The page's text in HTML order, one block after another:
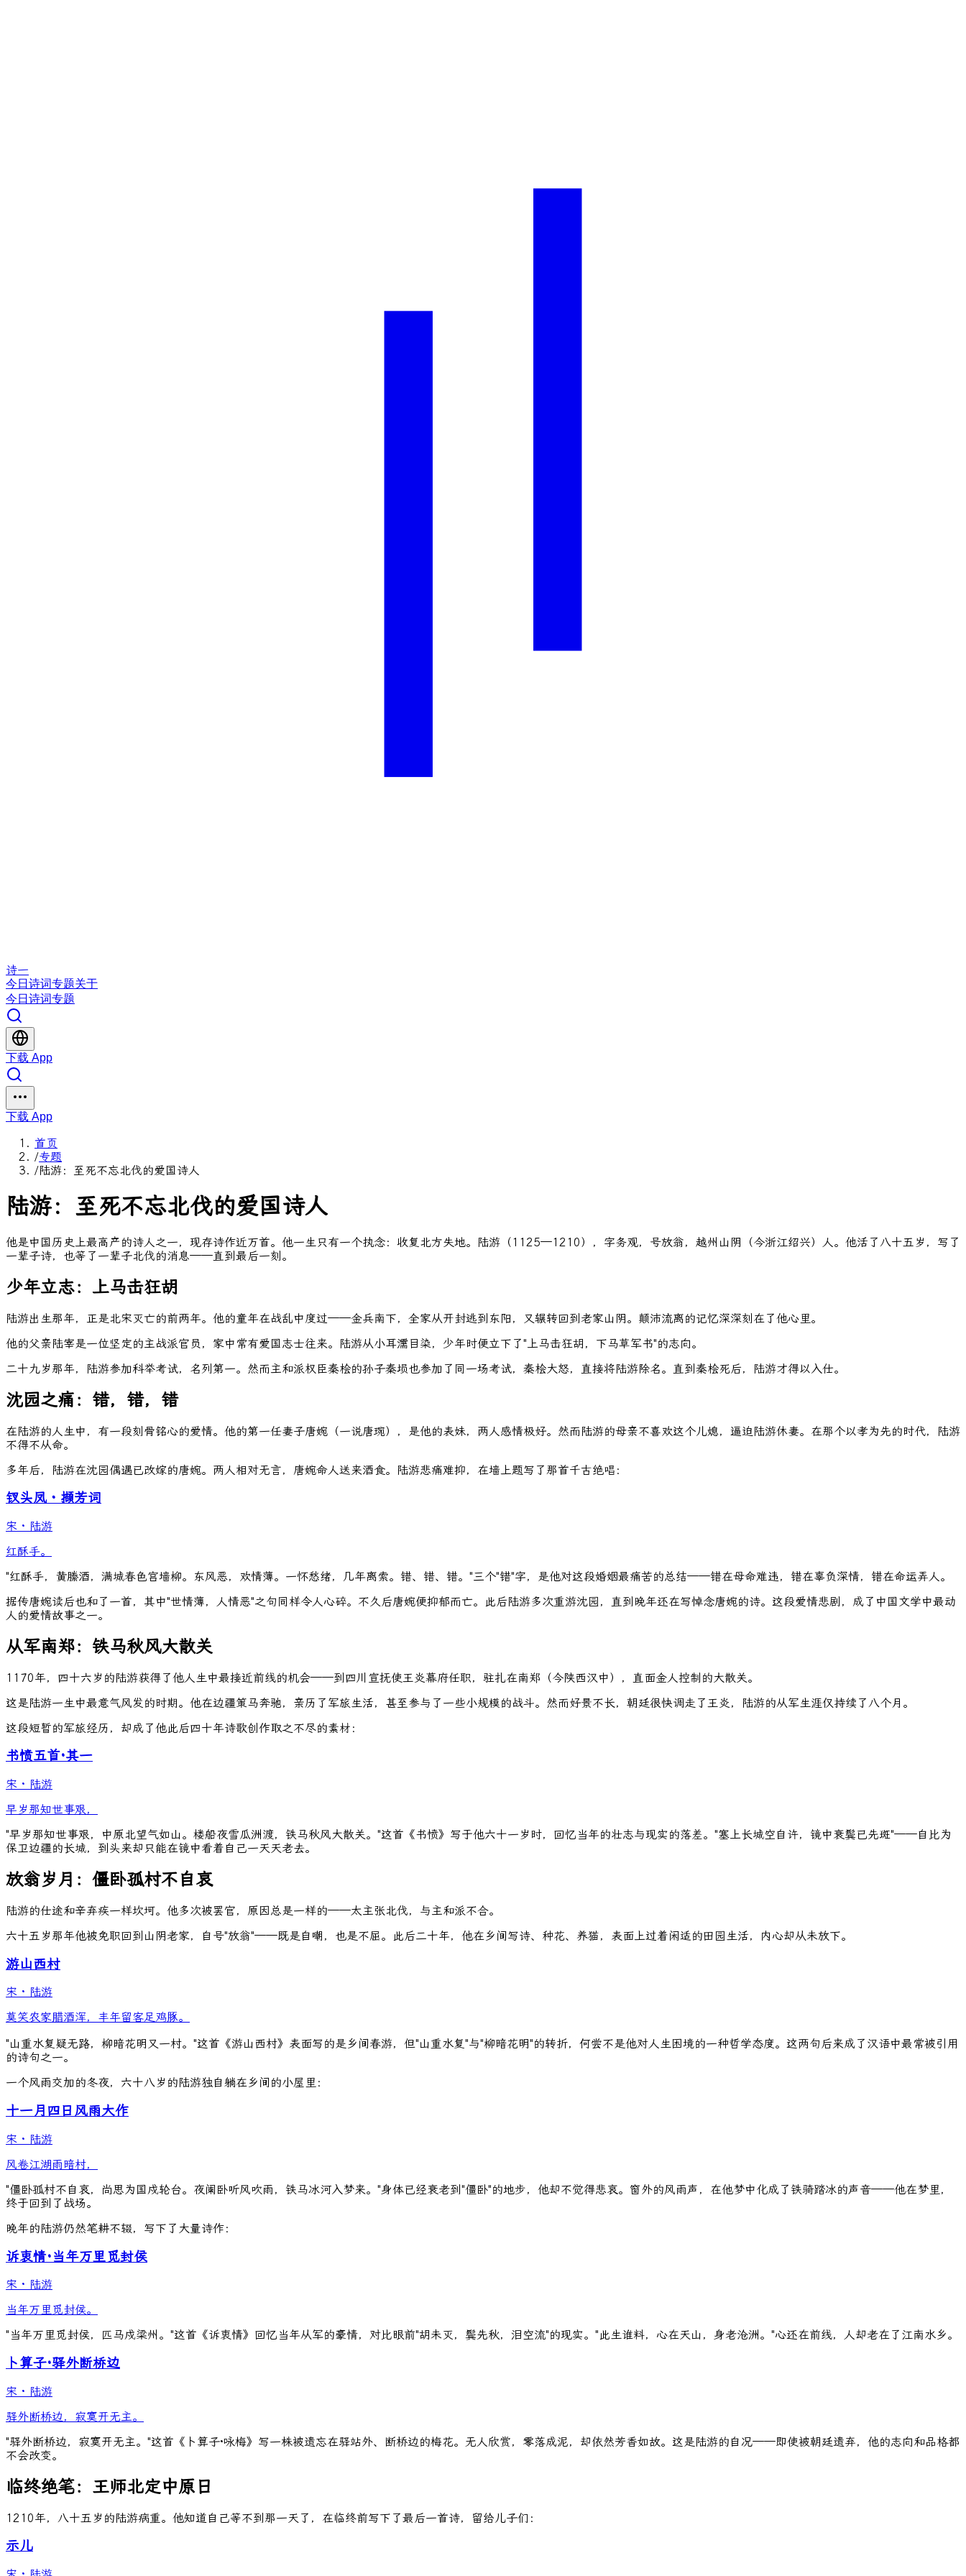
诗一
今日 诗词专题关于
今日 诗词专题
下载 App
下载 App
首页
/专题
/陆游：至死不忘北伐的爱国诗人
陆游：至死不忘北伐的爱国诗人
他是中国历史上最高产的诗人之一，现存诗作近万首。他一生只有一个执念：收复北方失地。陆游（1125—1210），字务观，号放翁，越州山阴（今浙江绍兴）人。他活了八十五岁，写了
一辈子诗，也等了一辈子北伐的消息——直到最后一刻。
少年立志：上马击狂胡
陆游出生那年，正是北宋灭亡的前两年。他的童年在战乱中度过——金兵南下，全家从开封逃到东阳，又辗转回到老家山阴。颠沛流离的记忆深深刻在了他心里。
他的父亲陆宰是一位坚定的主战派官员，家中常有爱国志士往来。陆游从小耳濡目染，少年时便立下了"上马击狂胡，下马草军书"的志向。
二十九岁那年，陆游参加科举考试，名列第一。然而主和派权臣秦桧的孙子秦埙也参加了同一场考试，秦桧大怒，直接将陆游除名。直到秦桧死后，陆游才得以入仕。
沈园之痛：错，错，错
在陆游的人生中，有一段刻骨铭心的爱情。他的第一任妻子唐婉（一说唐琬），是他的表妹，两人感情极好。然而陆游的母亲不喜欢这个儿媳，逼迫陆游休妻。在那个以孝为先的时代，陆游
不得不从命。
多年后，陆游在沈园偶遇已改嫁的唐婉。两人相对无言，唐婉命人送来酒食。陆游悲痛难抑，在墙上题写了那首千古绝唱：
钗头凤・撷芳词
宋 · 陆游
红酥手。
"红酥手，黄縢酒，满城春色宫墙柳。东风恶，欢情薄。一怀愁绪，几年离索。错、错、错。"三个"错"字，是他对这段婚姻最痛苦的总结——错在母命难违，错在辜负深情，错在命运弄人。
据传唐婉读后也和了一首，其中"世情薄，人情恶"之句同样令人心碎。不久后唐婉便抑郁而亡。此后陆游多次重游沈园，直到晚年还在写悼念唐婉的诗。这段爱情悲剧，成了中国文学中最动
人的爱情故事之一。
从军南郑：铁马秋风大散关
1170年，四十六岁的陆游获得了他人生中最接近前线的机会——到四川宣抚使王炎幕府任职，驻扎在南郑（今陕西汉中），直面金人控制的大散关。
这是陆游一生中最意气风发的时期。他在边疆策马奔驰，亲历了军旅生活，甚至参与了一些小规模的战斗。然而好景不长，朝廷很快调走了王炎，陆游的从军生涯仅持续了八个月。
这段短暂的军旅经历，却成了他此后四十年诗歌创作取之不尽的素材：
书愤五首·其一
宋 · 陆游
早岁那知世事艰，
"早岁那知世事艰，中原北望气如山。楼船夜雪瓜洲渡，铁马秋风大散关。"这首《书愤》写于他六十一岁时，回忆当年的壮志与现实的落差。"塞上长城空自许，镜中衰鬓已先斑"——自比为
保卫边疆的长城，到头来却只能在镜中看着自己一天天老去。
放翁岁月：僵卧孤村不自哀
陆游的仕途和辛弃疾一样坎坷。他多次被罢官，原因总是一样的——太主张北伐，与主和派不合。
六十五岁那年他被免职回到山阴老家，自号"放翁"——既是自嘲，也是不屈。此后二十年，他在乡间写诗、种花、养猫，表面上过着闲适的田园生活，内心却从未放下。
游山西村
宋 · 陆游
莫笑农家腊酒浑，丰年留客足鸡豚。
"山重水复疑无路，柳暗花明又一村。"这首《游山西村》表面写的是乡间春游，但"山重水复"与"柳暗花明"的转折，何尝不是他对人生困境的一种哲学态度。这两句后来成了汉语中最常被引用
的诗句之一。
一个风雨交加的冬夜，六十八岁的陆游独自躺在乡间的小屋里：
十一月四日风雨大作
宋 · 陆游
风卷江湖雨暗村，
"僵卧孤村不自哀，尚思为国戍轮台。夜阑卧听风吹雨，铁马冰河入梦来。"身体已经衰老到"僵卧"的地步，他却不觉得悲哀。窗外的风雨声，在他梦中化成了铁骑踏冰的声音——他在梦里，
终于回到了战场。
晚年的陆游仍然笔耕不辍，写下了大量诗作：
诉衷情·当年万里觅封侯
宋 · 陆游
当年万里觅封侯。
"当年万里觅封侯，匹马戍梁州。"这首《诉衷情》回忆当年从军的豪情，对比眼前"胡未灭，鬓先秋，泪空流"的现实。"此生谁料，心在天山，身老沧洲。"心还在前线，人却老在了江南水乡。
卜算子·驿外断桥边
宋 · 陆游
驿外断桥边，寂寞开无主。
"驿外断桥边，寂寞开无主。"这首《卜算子·咏梅》写一株被遗忘在驿站外、断桥边的梅花。无人欣赏，零落成泥，却依然芳香如故。这是陆游的自况——即使被朝廷遗弃，他的志向和品格都
不会改变。
临终绝笔：王师北定中原日
1210年，八十五岁的陆游病重。他知道自己等不到那一天了，在临终前写下了最后一首诗，留给儿子们：
示儿